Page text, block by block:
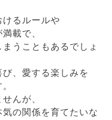
るルールや
載で、
うこともあるでしょ
、愛する楽しみを
んが、
の関係を育てたいな